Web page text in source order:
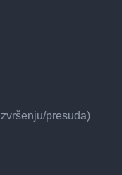
presuda)